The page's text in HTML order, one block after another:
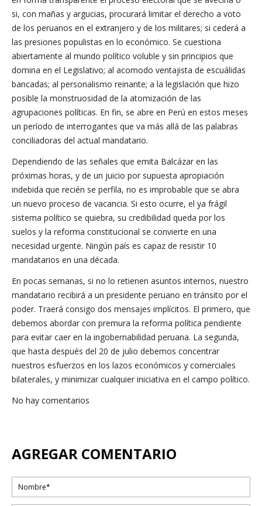
si, con mañas y argucias, procurará limitar el derecho a voto
de los peruanos en el extranjero y de los militares; si cederá a
las presiones populistas en lo económico. Se cuestiona
abiertamente al mundo político voluble y sin principios que
domina en el Legislativo; al acomodo ventajista de escuálidas
bancadas; al personalismo reinante; a la legislación que hizo
posible la monstruosidad de la atomización de las
agrupaciones políticas. En fin, se abre en Perú en estos meses
un período de interrogantes que va más allá de las palabras
conciliadoras del actual mandatario.
Dependiendo de las señales que emita Balcázar en las
próximas horas, y de un juicio por supuesta apropiación
indebida que recién se perfila, no es improbable que se abra
un nuevo proceso de vacancia. Si esto ocurre, el ya frágil
sistema político se quiebra, su credibilidad queda por los
suelos y la reforma constitucional se convierte en una
necesidad urgente. Ningún país es capaz de resistir 10
mandatarios en una década.
En pocas semanas, si no lo retienen asuntos internos, nuestro
mandatario recibirá a un presidente peruano en tránsito por el
poder. Traerá consigo dos mensajes implícitos. El primero, que
debemos abordar con premura la reforma política pendiente
para evitar caer en la ingobernabilidad peruana. La segunda,
que hasta después del 20 de julio debemos concentrar
nuestros esfuerzos en los lazos económicos y comerciales
bilaterales, y minimizar cualquier iniciativa en el campo político.
No hay comentarios
AGREGAR COMENTARIO